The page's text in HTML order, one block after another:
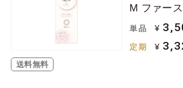
送料無料
M ファー
単品 ¥
定期 ¥